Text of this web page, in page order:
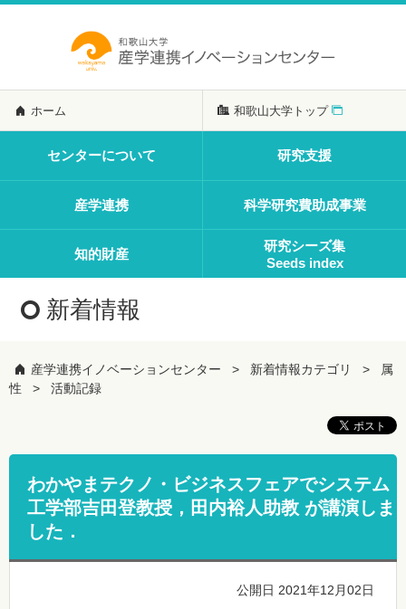
ホーム 和歌山大学トップ
センターについて 研究支援
産学連携 科学研究費助成事業
知的財産
研究シーズ集
Seeds index
新着情報
産学連携イノベーションセンター 新着情報カテゴリ
属
性
活動記録
わかやまテクノ・ビジネスフェアでシステム
工学部吉田登教授，田内裕人助教 が講演しま
した．
公開日 2021年12月02日